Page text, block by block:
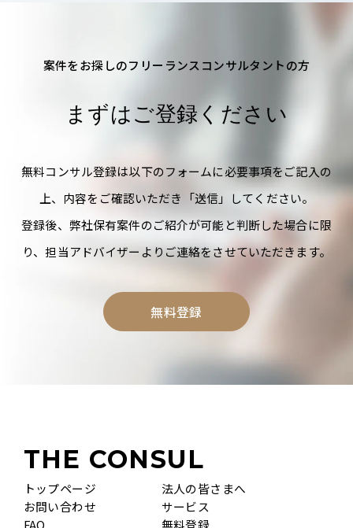
案件をお探しのフリーランスコンサルタントの方
まずはご登録ください
無料コンサル登録は以下のフォームに必要事項をご記入の
上、内容をご確認いただき「送信」してください。
登録後、弊社保有案件のご紹介が可能と判断した場合に限
り、担当アドバイザーよりご連絡をさせていただきます。
無料登録
THE CONSUL
トップページ
法人の皆さまへ
お問い合わせ
サービス
FAQ
無料登録